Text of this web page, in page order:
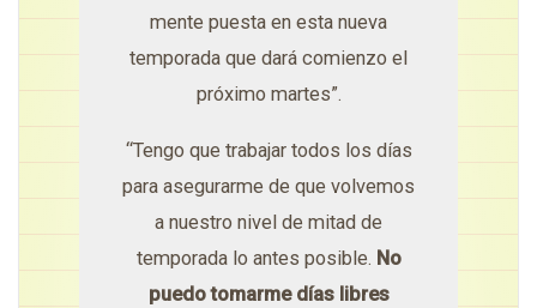
mente puesta en esta nueva
temporada que dará comienzo el
próximo martes”.
“Tengo que trabajar todos los días
para asegurarme de que volvemos
a nuestro nivel de mitad de
temporada lo antes posible. No
puedo tomarme días libres